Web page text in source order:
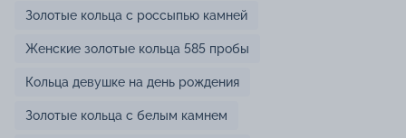
Золотые кольца с россыпью камней
Женские золотые кольца 585 пробы
Кольца девушке на день рождения
Золотые кольца с белым камнем